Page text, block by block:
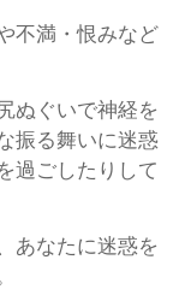
不満・恨みなど
ぬぐいで神経を
振る舞いに迷惑
過ごしたりして
あなたに迷惑を